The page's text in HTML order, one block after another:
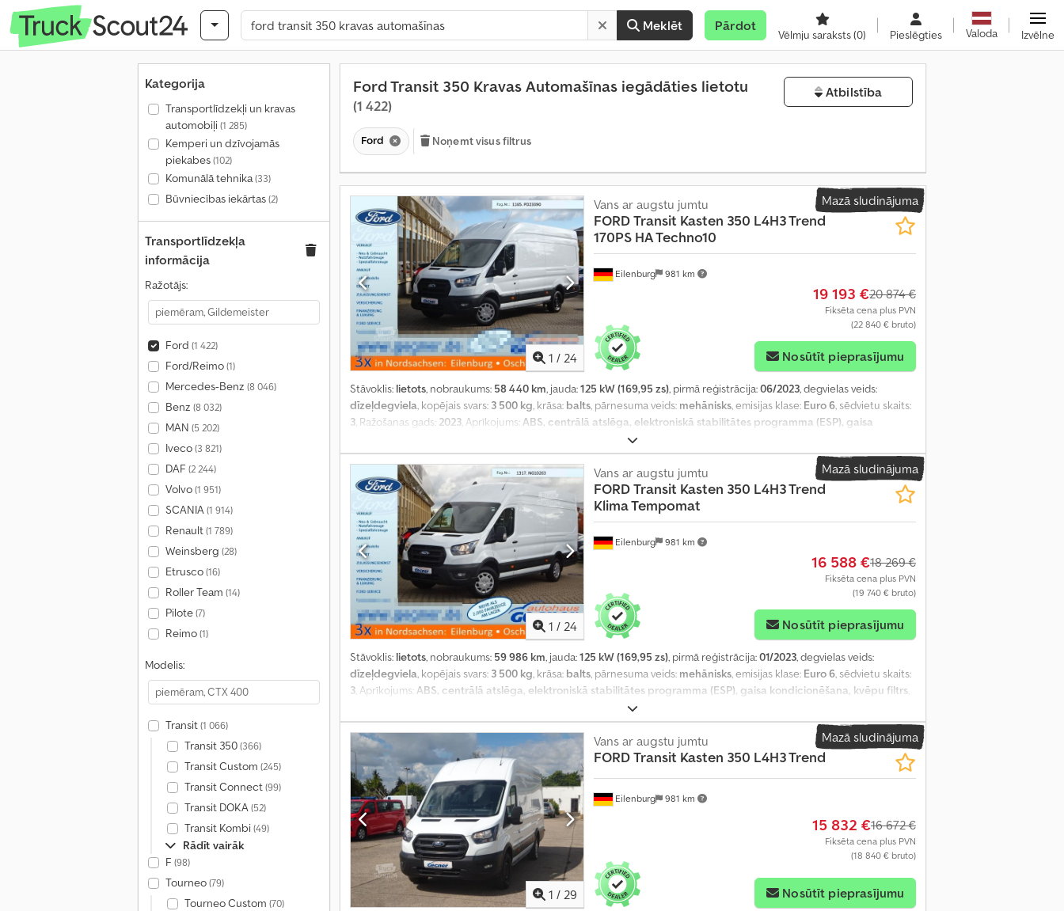
Meklēt Pārdot
Vēlmju saraksts(0) Pieslēgties Valoda Izvēlne
Kategorija
Transportlīdzekļi un kravas
automobiļi(1 285)
Kemperi un dzīvojamās
piekabes(102)
Komunālā tehnika(33)
Būvniecības iekārtas(2)
Transportlīdzekļa
informācija
Ražotājs:
Ford (1 422)
Ford/Reimo(1)
Mercedes-Benz (8 046)
Benz (8 032)
MAN (5 202)
Iveco(3 821)
DAF (2 244)
Volvo(1 951)
SCANIA(1 914)
Renault(1 789)
Weinsberg (28)
Etrusco(16)
Roller Team (14)
Pilote(7)
Reimo(1)
Modelis:
Transit(1 066)
Transit 350(366)
Transit Custom (245)
Transit Connect(99)
Transit DOKA(52)
Transit Kombi(49)
Rādīt vairāk
F (98)
Tourneo(79)
Tourneo Custom (70)
Ford Transit 350 Kravas Automašīnas iegādāties lietotu
(1 422)
Atbilstība
Ford Noņemt visus filtrus
Mazā sludinājuma
1 / 24
Eilenburg 981 km
Vans ar augstu jumtu
FORDTransit Kasten 350 L4H3 Trend
170PS HA Techno10
19 193 €20 874 €
Fiksēta cena plus PVN
(22 840 € bruto)
Nosūtīt pieprasījumu
Stāvoklis: lietots, nobraukums: 58 440 km, jauda:125 kW (169,95 zs), pirmā reģistrācija:06/2023, degvielas veids:
dīzeļdegviela, kopējais svars: 3 500 kg, krāsa: balts, pārnesuma veids: mehānisks, emisijas klase: Euro 6, sēdvietu skaits:
3, Ražošanas gads: 2023, Aprīkojums: ABS, centrālā atslēga, elektroniskā stabilitātes programma (ESP), gaisa
Mazā sludinājuma
1 / 24
Eilenburg 981 km
Vans ar augstu jumtu
FORDTransit Kasten 350 L4H3 Trend
Klima Tempomat
16 588 €18 269 €
Fiksēta cena plus PVN
(19 740 € bruto)
Nosūtīt pieprasījumu
Stāvoklis: lietots, nobraukums: 59 986 km, jauda:125 kW (169,95 zs), pirmā reģistrācija:01/2023, degvielas veids:
dīzeļdegviela, kopējais svars: 3 500 kg, krāsa: balts, pārnesuma veids: mehānisks, emisijas klase: Euro 6, sēdvietu skaits:
3, Aprīkojums: ABS, centrālā atslēga, elektroniskā stabilitātes programma (ESP), gaisa kondicionēšana, kvēpu filtrs,
Mazā sludinājuma
1 / 29
Eilenburg 981 km
Vans ar augstu jumtu
FORDTransit Kasten 350 L4H3 Trend
15 832 €16 672 €
Fiksēta cena plus PVN
(18 840 € bruto)
Nosūtīt pieprasījumu
r
a
n
s
p
o
r
t
l
k
l